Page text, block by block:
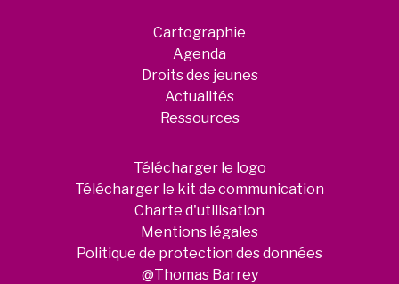
Cartographie
Agenda
Droits des jeunes
Actualités
Ressources
Télécharger le logo
Télécharger le kit de communication
Charte d'utilisation
Mentions légales
Politique de protection des données
@Thomas Barrey